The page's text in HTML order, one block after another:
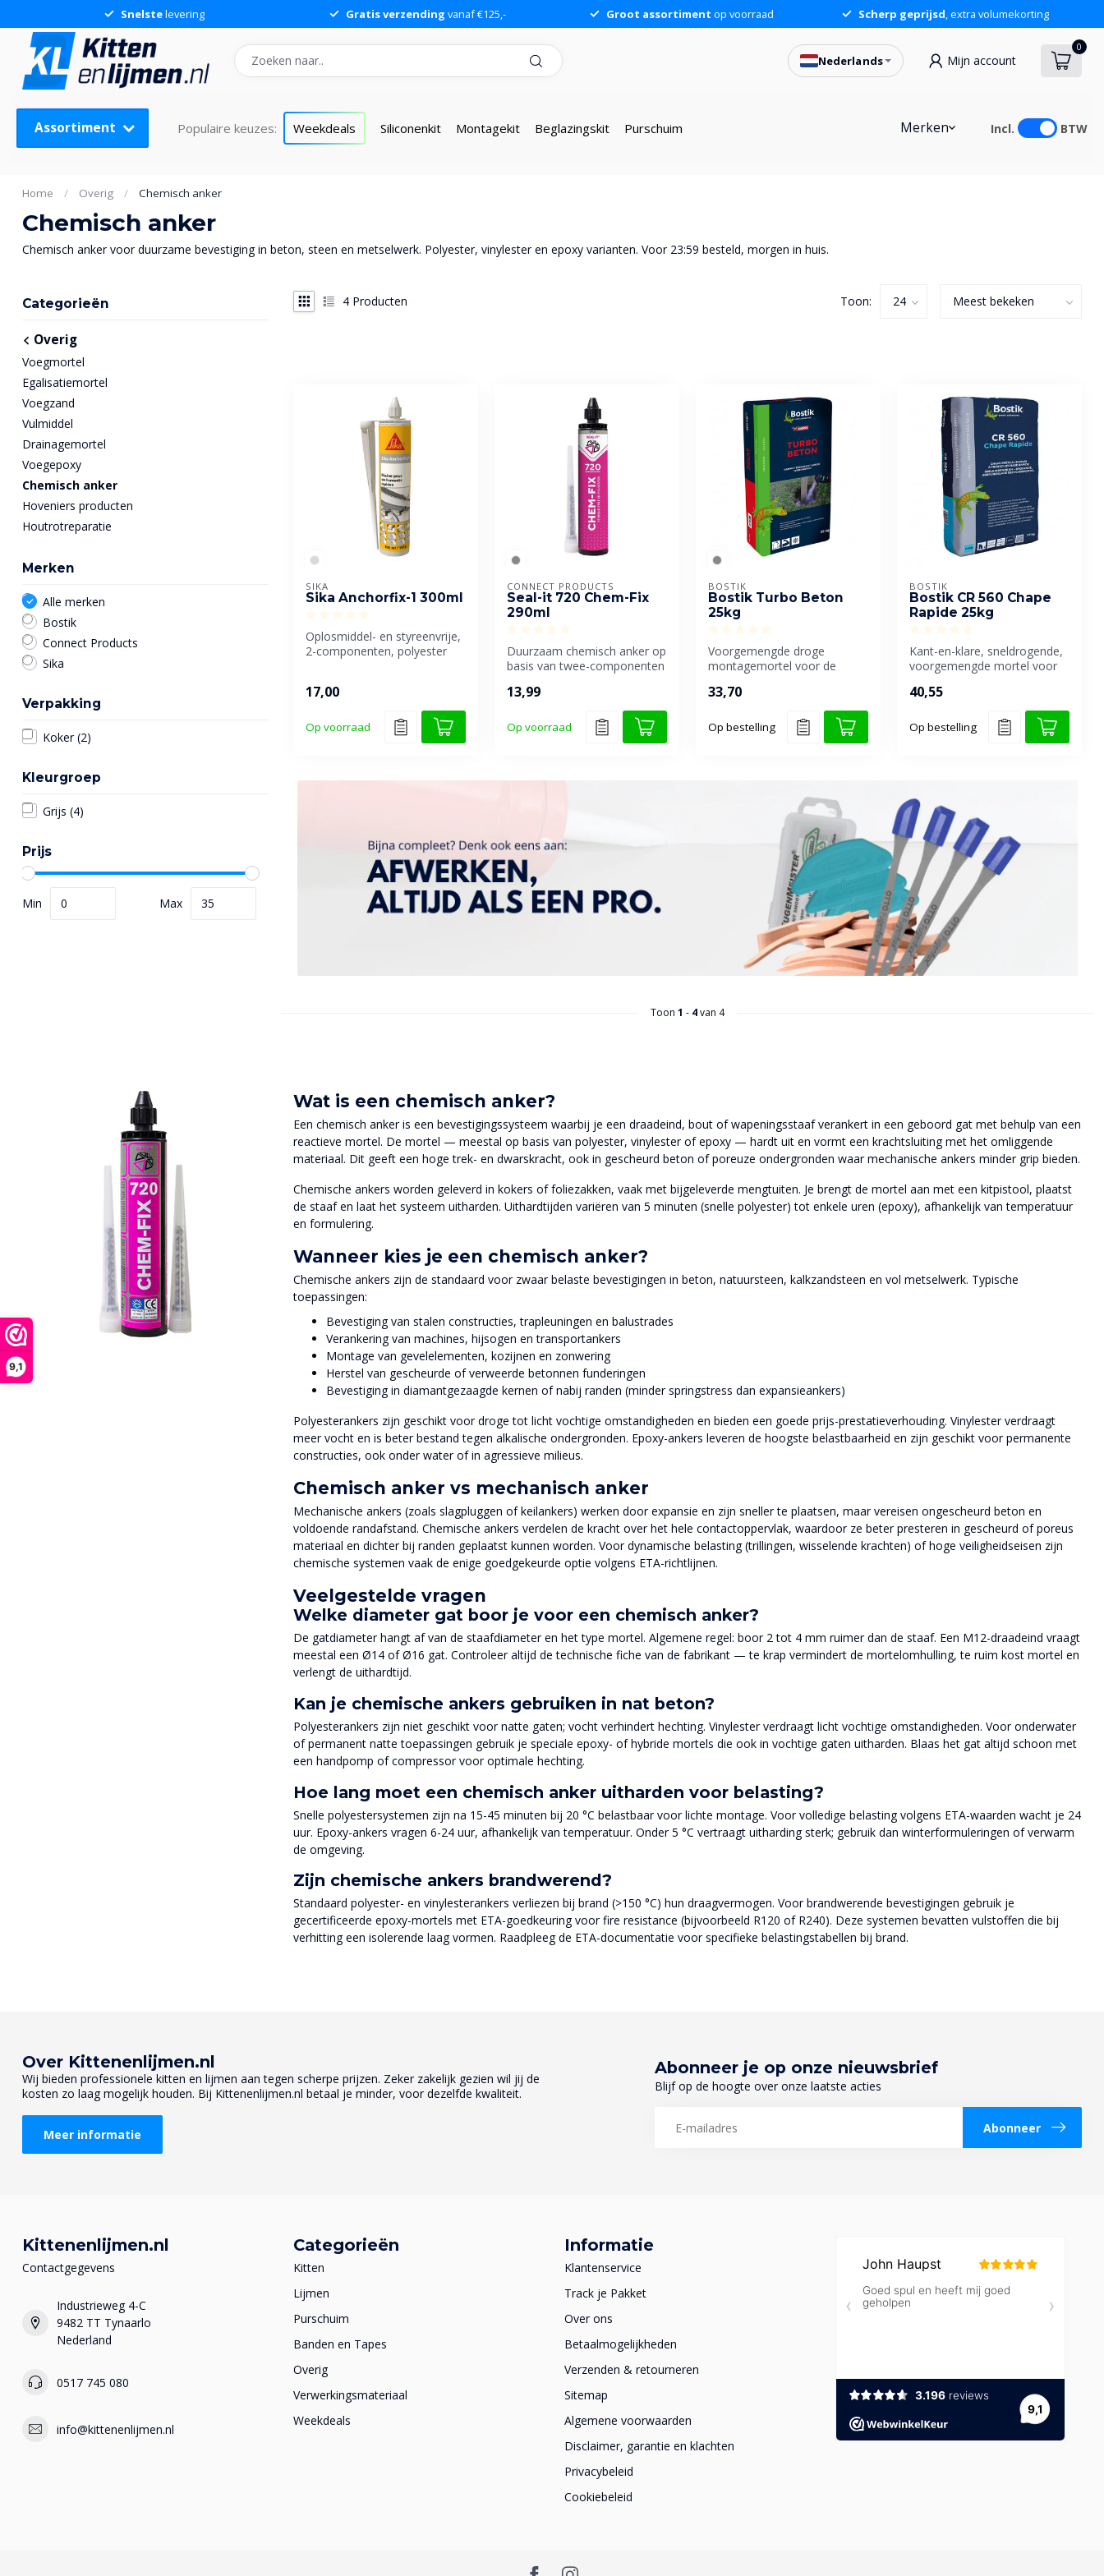
9,1
Snelstelevering Gratis verzending vanaf €125,- Groot assortiment op voorraad Scherp geprijsd, extra volumekorting
Nederlands Mijn account
0
Assortiment Populaire keuzes: Weekdeals Siliconenkit Montagekit Beglazingskit Purschuim Merken Incl. BTW
Home / Overig / Chemisch anker
Chemisch anker
Chemisch anker voor duurzame bevestiging in beton, steen en metselwerk. Polyester, vinylester en epoxy varianten. Voor 23:59 besteld, morgen in huis.
Categorieën
Overig
Voegmortel
Egalisatiemortel
Voegzand
Vulmiddel
Drainagemortel
Voegepoxy
Chemisch anker
Hoveniers producten
Houtrotreparatie
Merken
Alle merken
Bostik
Connect Products
Sika
Verpakking
Koker(2)
Kleurgroep
Grijs (4)
Prijs
Min Max
4 Producten Toon:
SIKA
Sika Anchorfix-1 300ml
Oplosmiddel- en styreenvrije,
2-componenten, polyester
17,00
Op voorraad
CONNECT PRODUCTS
Seal-it 720 Chem-Fix
290ml
Duurzaam chemisch anker op
basis van twee-componenten
13,99
Op voorraad
BOSTIK
Bostik Turbo Beton
25kg
Voorgemengde droge
montagemortel voor de
verankering van p...
33,70
Op bestelling
BOSTIK
Bostik CR 560 Chape
Rapide 25kg
Kant-en-klare, sneldrogende,
voorgemengde mortel voor
40,55
Op bestelling
Toon 1 - 4van 4
Wat is een chemisch anker?
Een chemisch anker is een bevestigingssysteem waarbij je een draadeind, bout of wapeningsstaaf verankert in een geboord gat met behulp van een
reactieve mortel. De mortel — meestal op basis van polyester, vinylester of epoxy — hardt uit en vormt een krachtsluiting met het omliggende
materiaal. Dit geeft een hoge trek- en dwarskracht, ook in gescheurd beton of poreuze ondergronden waar mechanische ankers minder grip bieden.
Chemische ankers worden geleverd in kokers of foliezakken, vaak met bijgeleverde mengtuiten. Je brengt de mortel aan met een kitpistool, plaatst
de staaf en laat het systeem uitharden. Uithardtijden variëren van 5 minuten (snelle polyester) tot enkele uren (epoxy), afhankelijk van temperatuur
en formulering.
Wanneer kies je een chemisch anker?
Chemische ankers zijn de standaard voor zwaar belaste bevestigingen in beton, natuursteen, kalkzandsteen en vol metselwerk. Typische
toepassingen:
Bevestiging van stalen constructies, trapleuningen en balustrades
Verankering van machines, hijsogen en transportankers
Montage van gevelelementen, kozijnen en zonwering
Herstel van gescheurde of verweerde betonnen funderingen
Bevestiging in diamantgezaagde kernen of nabij randen (minder springstress dan expansieankers)
Polyesterankers zijn geschikt voor droge tot licht vochtige omstandigheden en bieden een goede prijs-prestatieverhouding. Vinylester verdraagt
meer vocht en is beter bestand tegen alkalische ondergronden. Epoxy-ankers leveren de hoogste belastbaarheid en zijn geschikt voor permanente
constructies, ook onder water of in agressieve milieus.
Chemisch anker vs mechanisch anker
Mechanische ankers (zoals slagpluggen of keilankers) werken door expansie en zijn sneller te plaatsen, maar vereisen ongescheurd beton en
voldoende randafstand. Chemische ankers verdelen de kracht over het hele contactoppervlak, waardoor ze beter presteren in gescheurd of poreus
materiaal en dichter bij randen geplaatst kunnen worden. Voor dynamische belasting (trillingen, wisselende krachten) of hoge veiligheidseisen zijn
chemische systemen vaak de enige goedgekeurde optie volgens ETA-richtlijnen.
Veelgestelde vragen
Welke diameter gat boor je voor een chemisch anker?
De gatdiameter hangt af van de staafdiameter en het type mortel. Algemene regel: boor 2 tot 4 mm ruimer dan de staaf. Een M12-draadeind vraagt
meestal een Ø14 of Ø16 gat. Controleer altijd de technische fiche van de fabrikant — te krap vermindert de mortelomhulling, te ruim kost mortel en
verlengt de uithardtijd.
Kan je chemische ankers gebruiken in nat beton?
Polyesterankers zijn niet geschikt voor natte gaten; vocht verhindert hechting. Vinylester verdraagt licht vochtige omstandigheden. Voor onderwater
of permanent natte toepassingen gebruik je speciale epoxy- of hybride mortels die ook in vochtige gaten uitharden. Blaas het gat altijd schoon met
een handpomp of compressor voor optimale hechting.
Hoe lang moet een chemisch anker uitharden voor belasting?
Snelle polyestersystemen zijn na 15-45 minuten bij 20 °C belastbaar voor lichte montage. Voor volledige belasting volgens ETA-waarden wacht je 24
uur. Epoxy-ankers vragen 6-24 uur, afhankelijk van temperatuur. Onder 5 °C vertraagt uitharding sterk; gebruik dan winterformuleringen of verwarm
de omgeving.
Zijn chemische ankers brandwerend?
Standaard polyester- en vinylesterankers verliezen bij brand (>150 °C) hun draagvermogen. Voor brandwerende bevestigingen gebruik je
gecertificeerde epoxy-mortels met ETA-goedkeuring voor fire resistance (bijvoorbeeld R120 of R240). Deze systemen bevatten vulstoffen die bij
verhitting een isolerende laag vormen. Raadpleeg de ETA-documentatie voor specifieke belastingstabellen bij brand.
Over Kittenenlijmen.nl
Wij bieden professionele kitten en lijmen aan tegen scherpe prijzen. Zeker zakelijk gezien wil jij de
kosten zo laag mogelijk houden. Bij Kittenenlijmen.nl betaal je minder, voor dezelfde kwaliteit.
Meer informatie
Abonneer je op onze nieuwsbrief
Blijf op de hoogte over onze laatste acties
Abonneer
Kittenenlijmen.nl
Contactgegevens
Industrieweg 4-C
9482 TT Tynaarlo
Nederland
0517 745 080
info@kittenenlijmen.nl
Categorieën
Kitten
Lijmen
Purschuim
Banden en Tapes
Overig
Verwerkingsmateriaal
Weekdeals
Informatie
Klantenservice
Track je Pakket
Over ons
Betaalmogelijkheden
Verzenden & retourneren
Sitemap
Algemene voorwaarden
Disclaimer, garantie en klachten
Privacybeleid
Cookiebeleid